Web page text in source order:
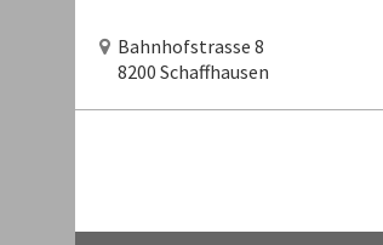
Bahnhofstrasse 8
8200 Schaffhausen